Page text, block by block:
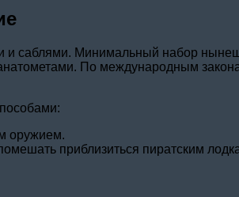
Минимальный набор
По международным
оружием.
приблизиться пиратским